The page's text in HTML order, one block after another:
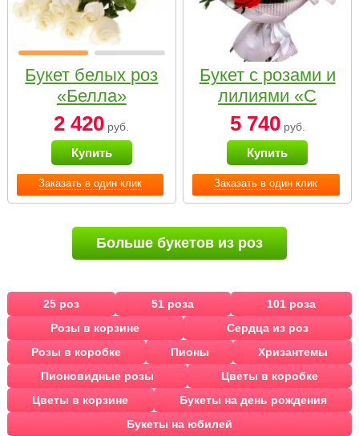
Заказать в один клик
Букет белых роз
«Белла»
2 420 руб.
Купить
Заказать в один клик
Букет с розами и
лилиями «С
наилучшими
пожеланиями»
5 740руб.
Купить
Больше букетов из роз
25 роз 51 роза
101 роза
Розы в корзине
Сердца из роз
Розы в коробке
Пионы
Хризантемы
Пионовидные розы
Цветы в коробке
Цветы в корзине
Букеты на день рождения
Букеты на юбилей